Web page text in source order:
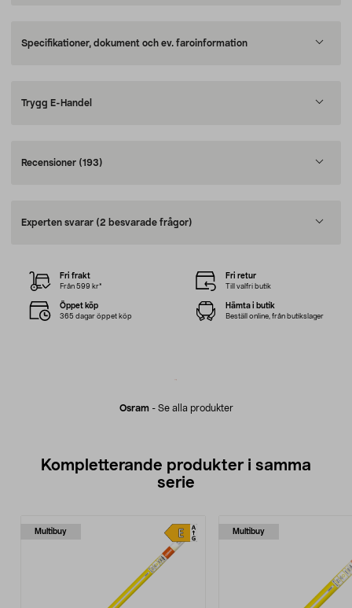
Specifikationer, dokument och ev. faroinformation
Trygg E-Handel
Recensioner (193)
Experten svarar (2 besvarade frågor)
Osram- Se alla produkter
Fri frakt
Från 599 kr*
Fri retur
Till valfri butik
Öppet köp
365 dagar öppet köp
Hämta i butik
Beställ online, från butikslager
Kompletterande produkter i samma
serie
Multibuy Multibuy